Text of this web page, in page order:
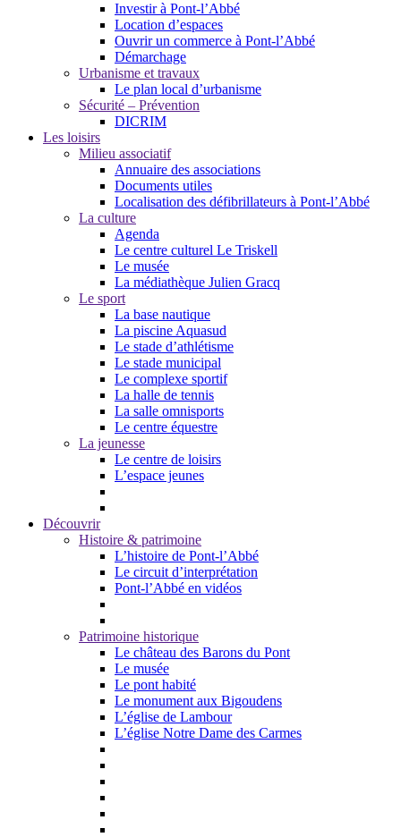
Investir à Pont-l’Abbé
Location d’espaces
Ouvrir un commerce à Pont-l’Abbé
Démarchage
Urbanisme et travaux
Le plan local d’urbanisme
Sécurité – Prévention
DICRIM
Les loisirs
Milieu associatif
Annuaire des associations
Documents utiles
Localisation des défibrillateurs à Pont-l’Abbé
La culture
Agenda
Le centre culturel Le Triskell
Le musée
La médiathèque Julien Gracq
Le sport
La base nautique
La piscine Aquasud
Le stade d’athlétisme
Le stade municipal
Le complexe sportif
La halle de tennis
La salle omnisports
Le centre équestre
La jeunesse
Le centre de loisirs
L’espace jeunes
Découvrir
Histoire & patrimoine
L’histoire de Pont-l’Abbé
Le circuit d’interprétation
Pont-l’Abbé en vidéos
Patrimoine historique
Le château des Barons du Pont
Le musée
Le pont habité
Le monument aux Bigoudens
L’église de Lambour
L’église Notre Dame des Carmes